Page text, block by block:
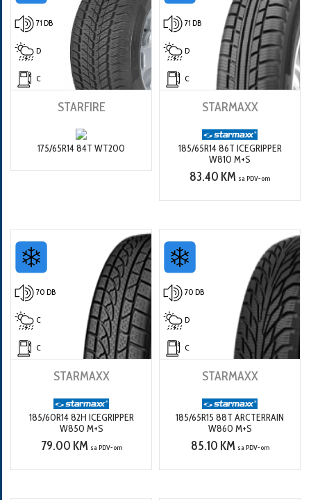
71 DB
D
C
STARFIRE
175/65R14 84T WT200
71 DB
D
C
STARMAXX
185/65R14 86T ICEGRIPPER
W810 M+S
83.40 KM sa PDV-om
70 DB
C
C
STARMAXX
185/60R14 82H ICEGRIPPER
W850 M+S
79.00 KM sa PDV-om
70 DB
D
C
STARMAXX
185/65R15 88T ARCTERRAIN
W860 M+S
85.10 KM sa PDV-om